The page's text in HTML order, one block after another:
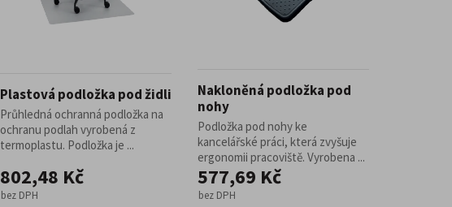
Plastová podložka pod židli
Průhledná ochranná podložka na
ochranu podlah vyrobená z
termoplastu. Podložka je ...
802,48 Kč
bez DPH
Nakloněná podložka pod
nohy
Podložka pod nohy ke
kancelářské práci, která zvyšuje
ergonomii pracoviště. Vyrobena ...
577,69 Kč
bez DPH